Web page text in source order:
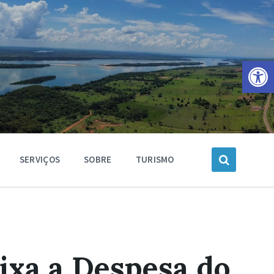
Barra de Ferramentas Aberta
SERVIÇOS SOBRE TURISMO